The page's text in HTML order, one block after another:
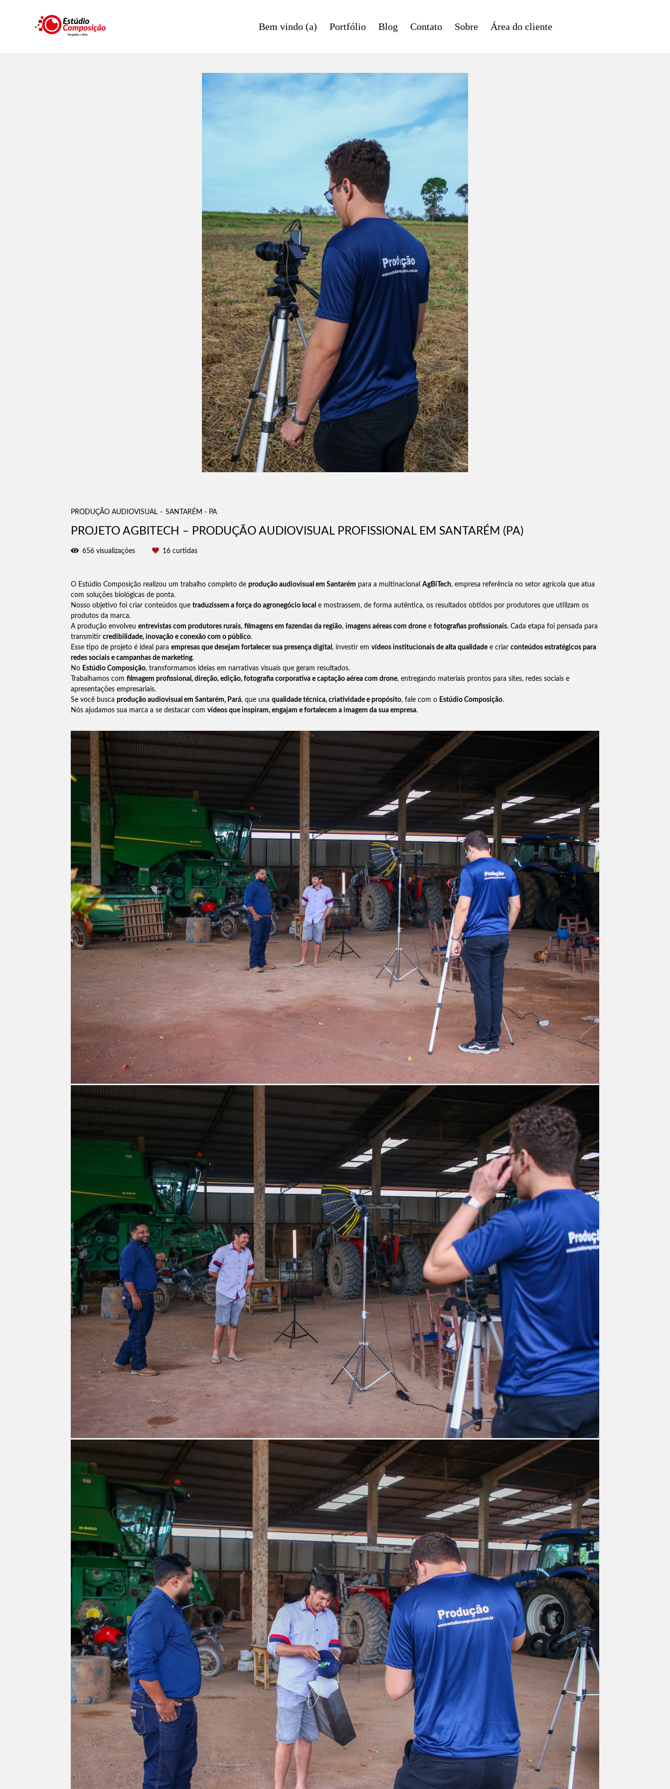
Bem vindo (a) Portfólio Blog Contato Sobre Área do cliente
PRODUÇÃO AUDIOVISUAL SANTARÉM - PA
PROJETO AGBITECH – PRODUÇÃO AUDIOVISUAL PROFISSIONAL EM SANTARÉM (PA)
656 visualizações 16 curtidas
O Estúdio Composição realizou um trabalho completo de produção audiovisual em Santarém para a multinacional AgBiTech, empresa referência no setor agrícola que atua
com soluções biológicas de ponta.
Nosso objetivo foi criar conteúdos que traduzissem a força do agronegócio local e mostrassem, de forma autêntica, os resultados obtidos por produtores que utilizam os
produtos da marca.
A produção envolveu entrevistas com produtores rurais, filmagens em fazendas da região, imagens aéreas com drone e fotografias profissionais. Cada etapa foi pensada para
transmitir credibilidade, inovação e conexão com o público.
Esse tipo de projeto é ideal para empresas que desejam fortalecer sua presença digital , investir em vídeos institucionais de alta qualidade e criar conteúdos estratégicos para
redes sociais e campanhas de marketing.
No Estúdio Composição, transformamos ideias em narrativas visuais que geram resultados.
Trabalhamos com filmagem profissional, direção, edição, fotografia corporativa e captação aérea com drone, entregando materiais prontos para sites, redes sociais e
apresentações empresariais.
Se você busca produção audiovisual em Santarém, Pará, que una qualidade técnica, criatividade e propósito, fale com o Estúdio Composição.
Nós ajudamos sua marca a se destacar com vídeos que inspiram, engajam e fortalecem a imagem da sua empresa.